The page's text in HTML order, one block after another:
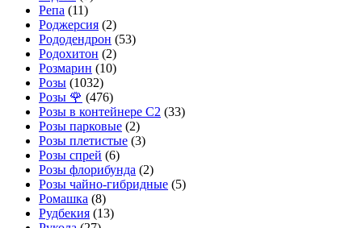
Репа (11)
Роджерсия (2)
Рододендрон (53)
Родохитон (2)
Розмарин (10)
Розы (1032)
Розы 🌹 (476)
Розы в контейнере С2 (33)
Розы парковые (2)
Розы плетистые (3)
Розы спрей (6)
Розы флорибунда (2)
Розы чайно-гибридные (5)
Ромашка (8)
Рудбекия (13)